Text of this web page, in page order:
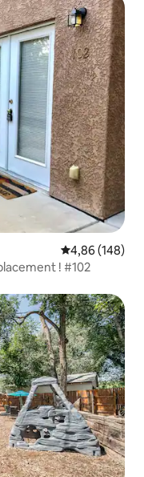
Évaluation
4,86 (148)
! #102